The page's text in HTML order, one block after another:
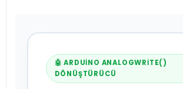
🤖 ARDUINO ANALOGWRITE()
DÖNÜŞTÜRÜCÜ